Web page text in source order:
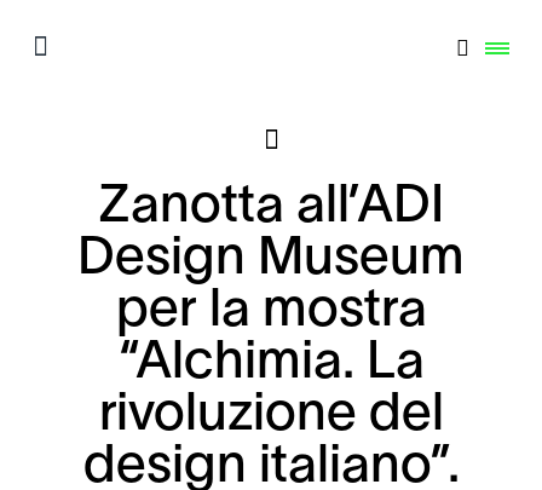
Zanotta all’ADI
Design Museum
per la mostra
“Alchimia. La
rivoluzione del
design italiano”.